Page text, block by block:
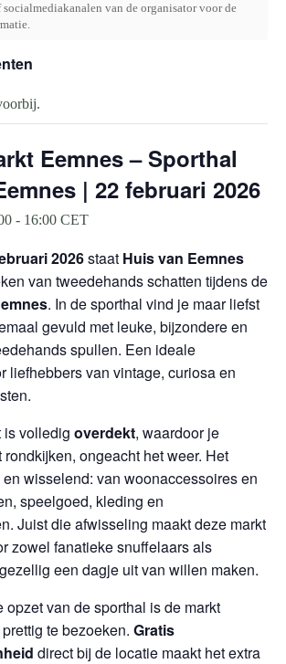
van de organisator voor de
Eemnes – Sporthal
| 22 februari 2026
- 16:00 CET
2026staat Huis van Eemnes
van tweedehands schatten tijdens de
. In de sporthal vind je maar liefst
gevuld met leuke, bijzondere en
spullen. Een ideale
liefhebbers van vintage, curiosa en
is volledig overdekt, waardoor je
ongeacht het weer. Het
wisselend: van woonaccessoires en
speelgoed, kleding en
Juist die afwisseling maakt deze markt
zowel fanatieke snuffelaars als
een dagje uit van willen maken.
opzet van de sporthal is de markt
te bezoeken. Gratis
direct bij de locatie maakt het extra